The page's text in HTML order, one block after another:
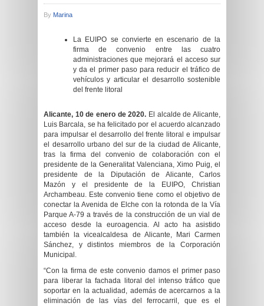
By Marina
La EUIPO se convierte en escenario de la
firma de convenio entre las cuatro
administraciones que mejorará el acceso sur
y da el primer paso para reducir el tráfico de
vehículos y articular el desarrollo sostenible
del frente litoral
Alicante, 10de enero de 2020. El alcalde de Alicante,
Luis Barcala, se ha felicitado por el acuerdo alcanzado
para impulsar el desarrollo del frente litoral e impulsar
el desarrollo urbano del sur de la ciudad de Alicante,
tras la firma del convenio de colaboración con el
presidente de la Generalitat Valenciana, Ximo Puig, el
presidente de la Diputación de Alicante, Carlos
Mazón y el presidente de la EUIPO, Christian
Archambeau. Este convenio tiene como el objetivo de
conectar la Avenida de Elche con la rotonda de la Vía
Parque A-79 a través de la construcción de un vial de
acceso desde la euroagencia. Al acto ha asistido
también la vicealcaldesa de Alicante, Mari Carmen
Sánchez, y distintos miembros de la Corporación
Municipal.
“Con la firma de este convenio damos el primer paso
para liberar la fachada litoral del intenso tráfico que
soportar en la actualidad, además de acercarnos a la
eliminación de las vías del ferrocarril, que es el